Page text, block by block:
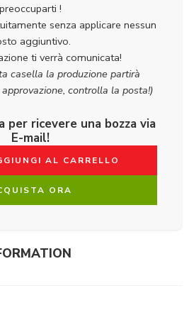
per ricevere una bozza via
E-mail!
preoccuparti !
senza applicare nessun
aggiuntivo.
ti verrà comunicata!
casella la produzione partirà
controlla la posta!)
AL CARRELLO
ORA